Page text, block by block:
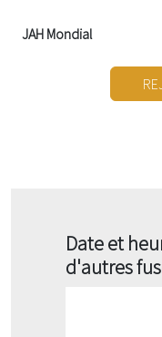
JAH Mondial
Date et
d'autres